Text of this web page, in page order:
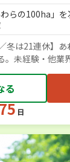
わらの100ha」
冬は21連休】
。未経験・他業
る
日